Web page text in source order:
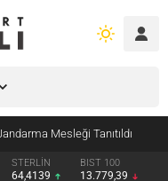
Mesleği Tanıtıldı
STERLİN
64,4139
BIST 100
13.779,39